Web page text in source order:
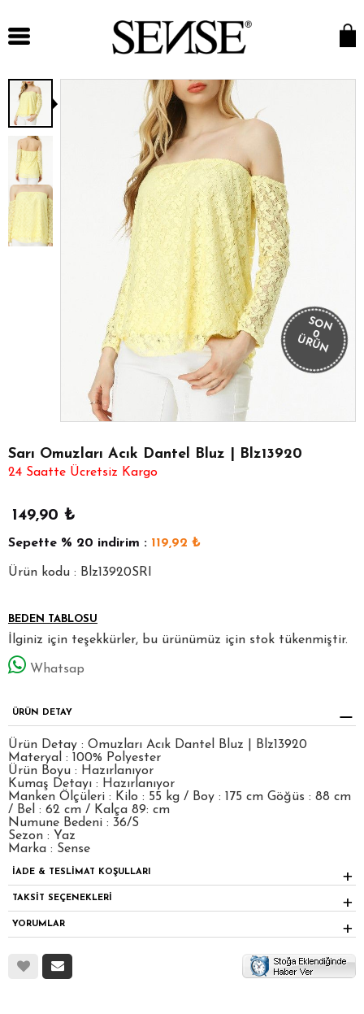
SON
0
ÜRÜN
Sarı Omuzları Acık Dantel Bluz | Blz13920
24 Saatte Ücretsiz Kargo
149,90 ₺
Sepette % 20 indirim : 119,92 ₺
Ürün kodu : Blz13920SRI
BEDEN TABLOSU
İlginiz için teşekkürler, bu ürünümüz için stok tükenmiştir.
Whatsap
ÜRÜN DETAY
Ürün Detay : Omuzları Acık Dantel Bluz | Blz13920
Materyal : 100% Polyester
Ürün Boyu : Hazırlanıyor
Kumaş Detayı : Hazırlanıyor
Manken Ölçüleri : Kilo : 55 kg / Boy : 175 cm Göğüs : 88 cm
/ Bel : 62 cm / Kalça 89: cm
Numune Bedeni : 36/S
Sezon : Yaz
Marka : Sense
İADE & TESLİMAT KOŞULLARI
TAKSİT SEÇENEKLERİ
YORUMLAR